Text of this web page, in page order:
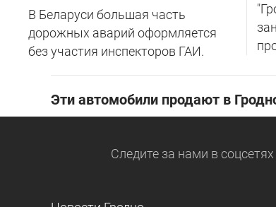
В Беларуси большая часть
дорожных аварий оформляется
без участия инспекторов ГАИ.
Эти автомобили продают в
Следите за нами в соцсетях